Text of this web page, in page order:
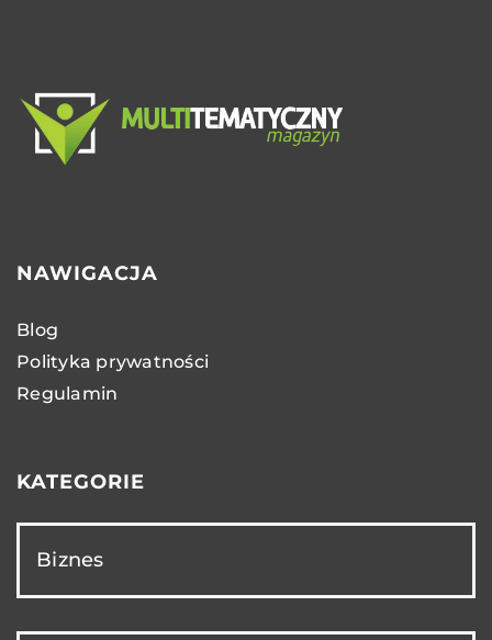
NAWIGACJA
Blog
Polityka prywatności
Regulamin
KATEGORIE
Biznes